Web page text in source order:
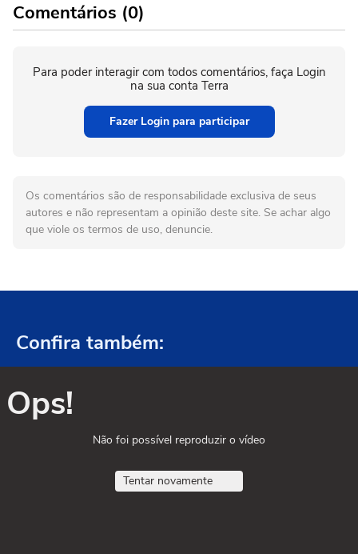
Comentários (0)
Para poder interagir com todos comentários, faça Login
na sua conta Terra
Fazer Login para participar
Os comentários são de responsabilidade exclusiva de seus
autores e não representam a opinião deste site. Se achar algo
que viole os termos de uso, denuncie.
Confira também:
Ops!
Não foi possível reproduzir o vídeo
Tentar novamente